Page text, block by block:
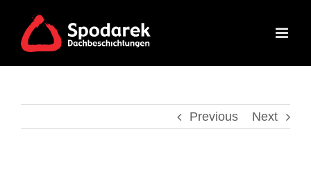
content
Previous Next